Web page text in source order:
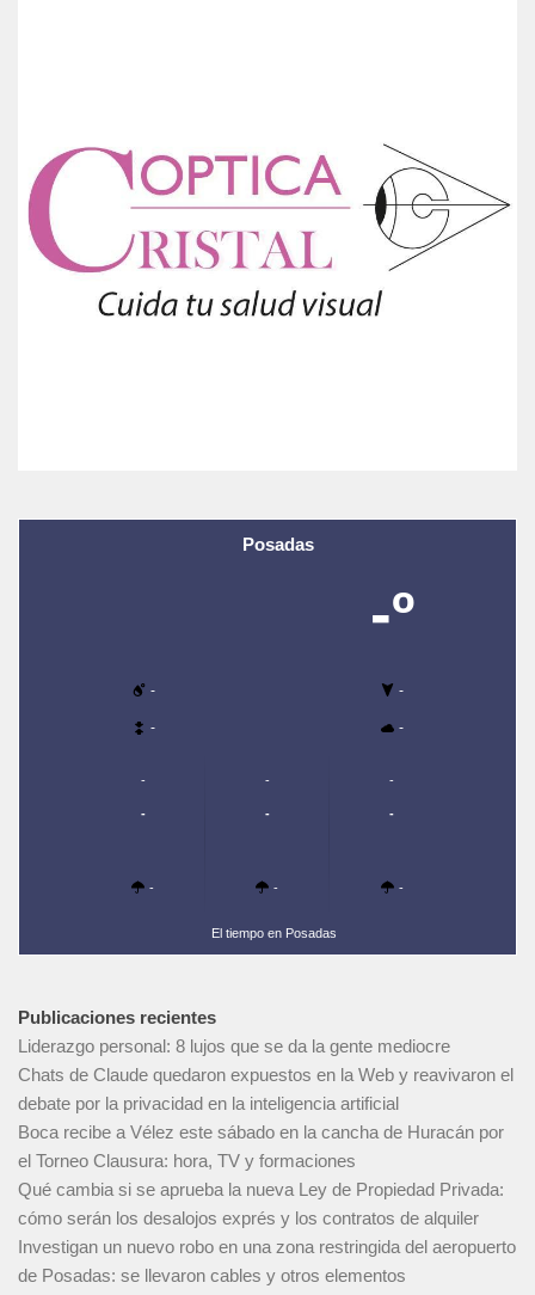
Posadas
-º
- -
- -
-
-
-
-
-
-
-
-
-
El tiempo en Posadas
Publicaciones recientes
Liderazgo personal: 8 lujos que se da la gente mediocre
Chats de Claude quedaron expuestos en la Web y reavivaron el
debate por la privacidad en la inteligencia artificial
Boca recibe a Vélez este sábado en la cancha de Huracán por
el Torneo Clausura: hora, TV y formaciones
Qué cambia si se aprueba la nueva Ley de Propiedad Privada:
cómo serán los desalojos exprés y los contratos de alquiler
Investigan un nuevo robo en una zona restringida del aeropuerto
de Posadas: se llevaron cables y otros elementos